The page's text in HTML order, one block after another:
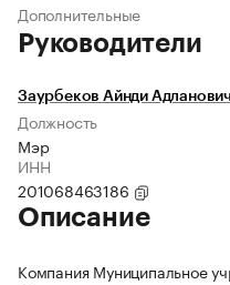
Дополнительные
Руководители
Заурбеков Айнди Адланович
Должность
Мэр
ИНН
201068463186
Описание
Компания Муниципальное